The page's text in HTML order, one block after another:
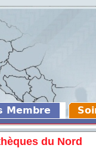
Membre
du Nord